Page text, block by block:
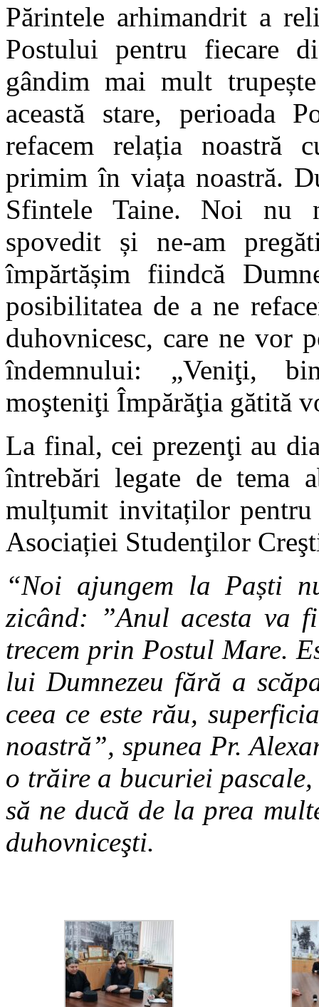
Părintele arhimandrit a
Postului pentru fiecare
gândim mai mult
această stare, perioada
refacem relația noastră
primim în viața noastră.
Sfintele Taine. Noi nu
spovedit și ne-am
împărtășim fiindcă
posibilitatea de a ne
duhovnicesc, care ne vor
îndemnului: „Veniţi,
moşteniţi Împărăţia gătită
La final, cei prezenţi au
întrebări legate de tema
mulțumit invitaților pentru
Asociației Studenţilor
“Noi ajungem la Paști
zicând: ”Anul acesta va
trecem prin Postul Mare.
lui Dumnezeu fără a
ceea ce este rău,
noastră”, spunea Pr.
o trăire a bucuriei
să ne ducă de la prea
duhovniceşti.